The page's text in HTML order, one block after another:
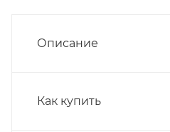
Описание
Как купить